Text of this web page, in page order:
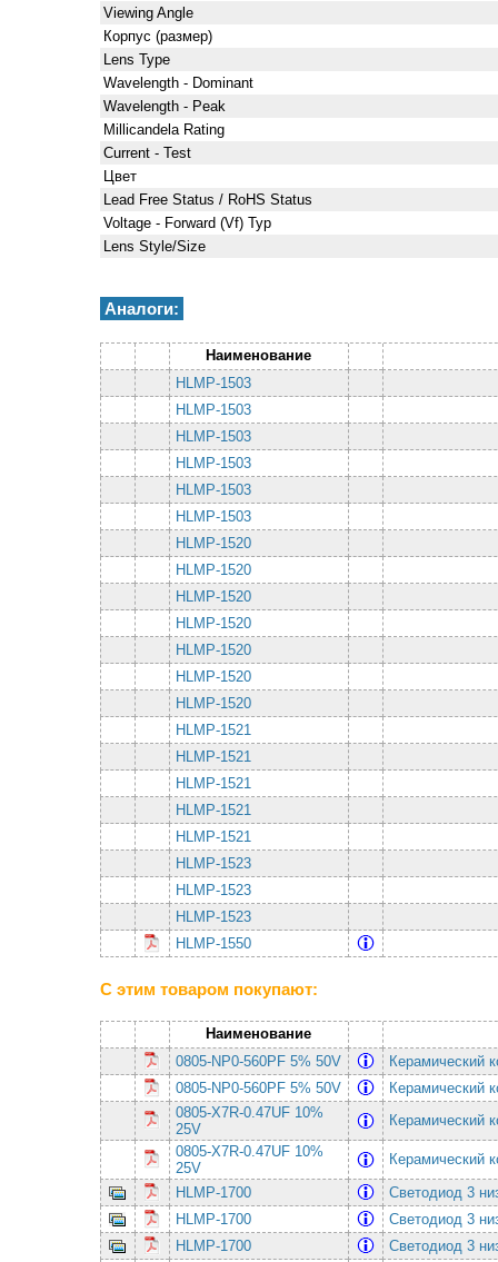
Viewing Angle
Корпус (размер)
Lens Type
Wavelength - Dominant
Wavelength - Peak
Millicandela Rating
Current - Test
Цвет
Lead Free Status / RoHS Status
Voltage - Forward (Vf) Typ
Lens Style/Size
Аналоги:
Наименование
HLMP-1503
HLMP-1503
HLMP-1503
HLMP-1503
HLMP-1503
HLMP-1503
HLMP-1520
HLMP-1520
HLMP-1520
HLMP-1520
HLMP-1520
HLMP-1520
HLMP-1520
HLMP-1521
HLMP-1521
HLMP-1521
HLMP-1521
HLMP-1521
HLMP-1523
HLMP-1523
HLMP-1523
HLMP-1550
С этим товаром покупают:
Наименование
0805-NP0-560PF 5% 50V
Керамический
0805-NP0-560PF 5% 50V
Керамический
0805-X7R-0.47UF 10%
25V
Керамический
0805-X7R-0.47UF 10%
25V
Керамический
HLMP-1700
Светодиод 3
HLMP-1700
Светодиод 3
HLMP-1700
Светодиод 3